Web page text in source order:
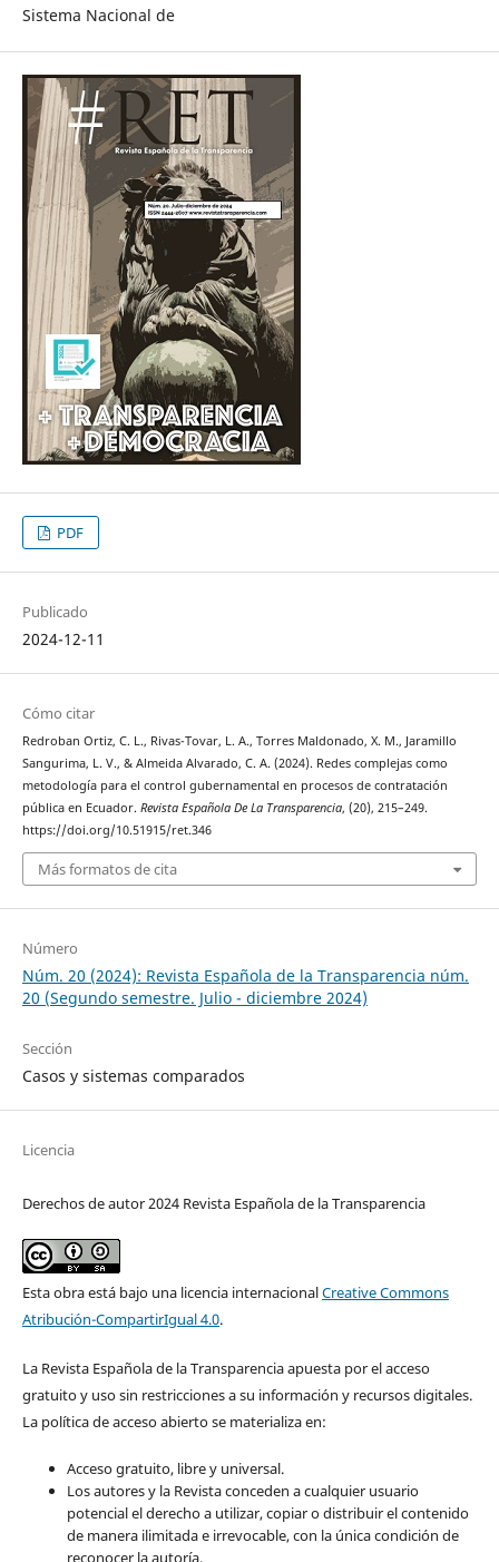
Sistema Nacional de
PDF
Publicado
2024-12-11
Cómo citar
Redroban Ortiz, C. L., Rivas-Tovar, L. A., Torres Maldonado, X. M., Jaramillo
Sangurima, L. V., & Almeida Alvarado, C. A. (2024). Redes complejas como
metodología para el control gubernamental en procesos de contratación
pública en Ecuador. Revista Española De La Transparencia, (20), 215–249.
https://doi.org/10.51915/ret.346
Más formatos de cita
Número
Núm. 20 (2024): Revista Española de la Transparencia núm.
20 (Segundo semestre. Julio - diciembre 2024)
Sección
Casos y sistemas comparados
Licencia
Derechos de autor 2024 Revista Española de la Transparencia
Esta obra está bajo una licencia internacionalCreative Commons
Atribución-CompartirIgual 4.0.
La Revista Española de la Transparencia apuesta por el acceso
gratuito y uso sin restricciones a su información y recursos digitales.
La política de acceso abierto se materializa en:
Acceso gratuito, libre y universal.
Los autores y la Revista conceden a cualquier usuario
potencial el derecho a utilizar, copiar o distribuir el contenido
de manera ilimitada e irrevocable, con la única condición de
reconocer la autoría.